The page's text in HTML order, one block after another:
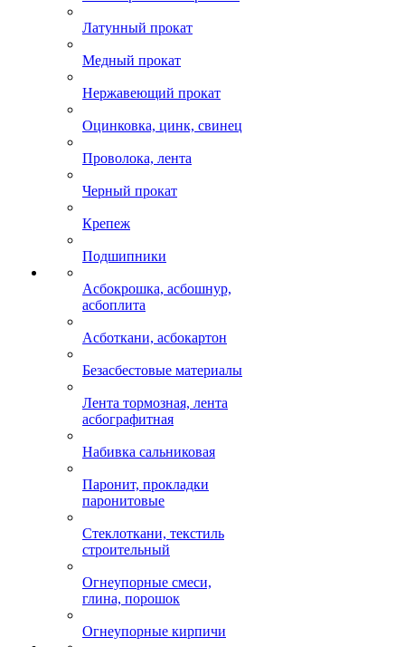
Латунный прокат
Медный прокат
Нержавеющий прокат
Оцинковка, цинк, свинец
Проволока, лента
Черный прокат
Крепеж
Подшипники
Асбокрошка, асбошнур,
асбоплита
Асботкани, асбокартон
Безасбестовые материалы
Лента тормозная, лента
асбографитная
Набивка сальниковая
Паронит, прокладки
паронитовые
Стеклоткани, текстиль
строительный
Огнеупорные смеси,
глина, порошок
Огнеупорные кирпичи